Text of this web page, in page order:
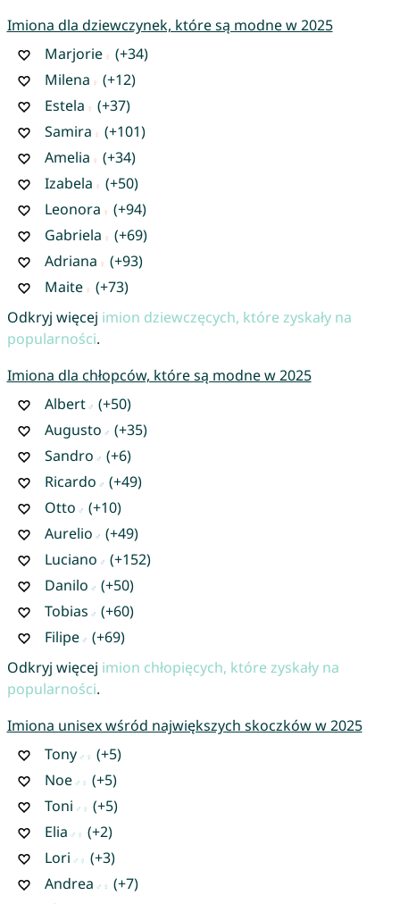
Imiona dla dziewczynek, które są modne w 2025
Marjorie
(+34)
Milena
(+12)
Estela
(+37)
Samira
(+101)
Amelia
(+34)
Izabela
(+50)
Leonora
(+94)
Gabriela
(+69)
Adriana
(+93)
Maite
(+73)
Odkryj więcej imion dziewczęcych, które zyskały na
popularności.
Imiona dla chłopców, które są modne w 2025
Albert
(+50)
Augusto
(+35)
Sandro
(+6)
Ricardo
(+49)
Otto
(+10)
Aurelio
(+49)
Luciano
(+152)
Danilo
(+50)
Tobias
(+60)
Filipe
(+69)
Odkryj więcej imion chłopięcych, które zyskały na
popularności.
Imiona unisex wśród największych skoczków w 2025
Tony
(+5)
Noe
(+5)
Toni
(+5)
Elia
(+2)
Lori
(+3)
Andrea
(+7)